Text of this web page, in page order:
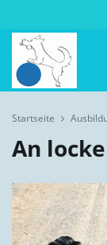
Startseite
An